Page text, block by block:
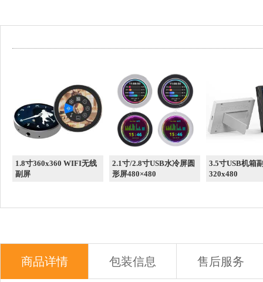
1.8寸360x360 WIFI无线
副屏
2.1寸/2.8寸USB水冷屏圆
形屏480×480
3.5寸USB机箱
320x480
商品详情 包装信息 售后服务